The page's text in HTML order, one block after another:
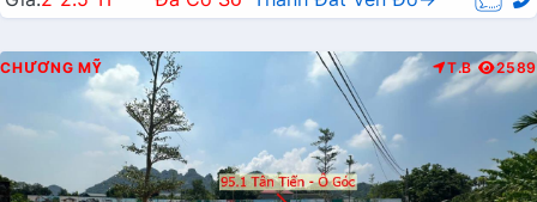
CHƯƠNG MỸ T.B 2589